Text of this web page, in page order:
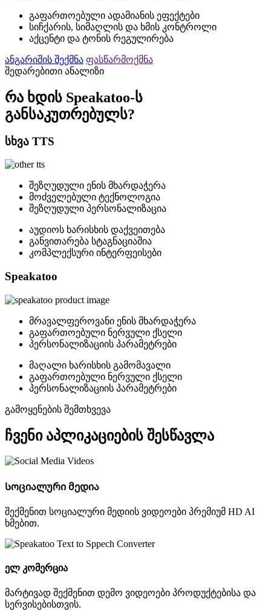
გაფართოებული ადამიანის ეფექტები
სიჩქარის, სიმაღლის და ხმის კონტროლი
აქცენტი და ტონის რეგულირება
ანგარიშის შექმნა ფასწარმოქმნა
შედარებითი ანალიზი
რა ხდის Speakatoo-ს
განსაკუთრებულს?
სხვა TTS
შეზღუდული ენის მხარდაჭერა
მოძველებული ტექნოლოგია
შეზღუდული პერსონალიზაცია
აუდიოს ხარისხის დაქვეითება
განვითარება სტაგნაციაშია
კომპლექსური ინტერფეისები
Speakatoo
მრავალფეროვანი ენის მხარდაჭერა
გაფართოებული ნერვული ქსელი
პერსონალიზაციის პარამეტრები
მაღალი ხარისხის გამომავალი
გაფართოებული ნერვული ქსელი
პერსონალიზაციის პარამეტრები
გამოყენების შემთხვევა
ჩვენი აპლიკაციების შესწავლა
Სოციალური მედია
შექმენით სოციალური მედიის ვიდეოები პრემიუმ HD AI
ხმებით.
ელ კომერცია
მარტივად შექმენით დემო ვიდეოები პროდუქტებისა და
სერვისებისთვის.